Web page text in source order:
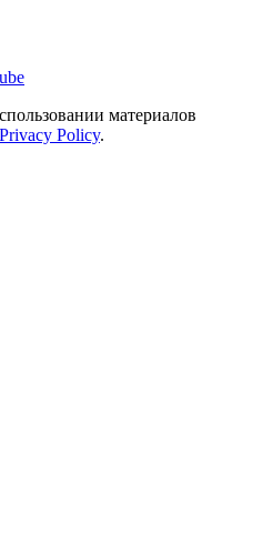
материалов
Privacy Policy.